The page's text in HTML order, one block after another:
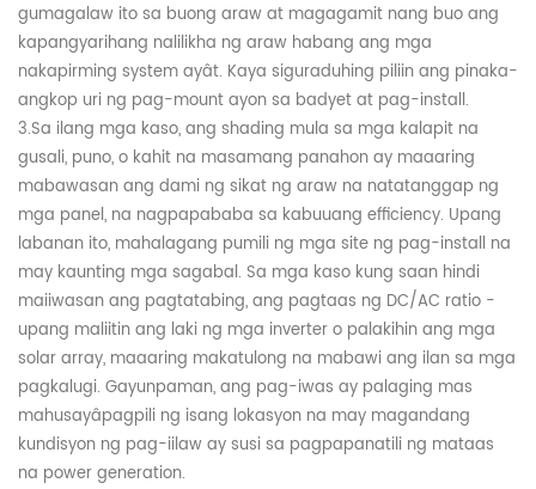
gumagalaw ito sa buong araw at magagamit nang buo ang
kapangyarihang nalilikha ng araw habang ang mga
nakapirming system ayât. Kaya siguraduhing piliin ang pinaka-
angkop uri ng pag-mountayon sa badyet at pag-install.
3.Sa ilang mga kaso, ang shading mula sa mga kalapit na
gusali, puno, o kahit na masamang panahon ay maaaring
mabawasan ang dami ng sikat ng araw na natatanggap ng
mga panel, na nagpapababa sa kabuuang efficiency. Upang
labanan ito, mahalagang pumili ng mga site ng pag-install na
may kaunting mga sagabal. Sa mga kaso kung saan hindi
maiiwasan ang pagtatabing, ang pagtaas ng DC/AC ratio -
upang maliitin ang laki ng mga inverter o palakihin ang mga
solar array, maaaring makatulong na mabawi ang ilan sa mga
pagkalugi. Gayunpaman, ang pag-iwas ay palaging mas
mahusayâpagpili ng isang lokasyon na may magandang
kundisyon ng pag-iilaw ay susi sa pagpapanatili ng mataas
na power generation.